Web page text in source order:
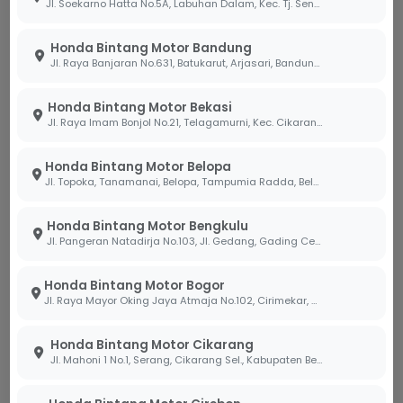
Jl. Soekarno Hatta No.5A, Labuhan Dalam, Kec. Tj. Senang, Kota Bandar Lampung, Lampung 35141
Honda Bintang Motor Bandung
Jl. Raya Banjaran No.631, Batukarut, Arjasari, Bandung, Jawa Barat 40379
Honda Bintang Motor Bekasi
Jl. Raya Imam Bonjol No.21, Telagamurni, Kec. Cikarang Barat, Bekasi Jawa Barat 17530.
Honda Bintang Motor Belopa
Jl. Topoka, Tanamanai, Belopa, Tampumia Radda, Belopa, Kabupaten Luwu, Sulawesi Selatan 91994
Honda Bintang Motor Bengkulu
Jl. Pangeran Natadirja No.103, Jl. Gedang, Gading Cemp., Kota Bengkulu, Bengkulu 38226
Honda Bintang Motor Bogor
Jl. Raya Mayor Oking Jaya Atmaja No.102, Cirimekar, Kec. Cibinong, Kabupaten Bogor, Jawa Barat 16918
Honda Bintang Motor Cikarang
Jl. Mahoni 1 No.1, Serang, Cikarang Sel., Kabupaten Bekasi, Jawa Barat 17530
Anda Wajib Segera Diganti
menyarankan Anda untuk peka terhadap
perubahan fisik pada cairan gardan sebelum terjadi
Ciri Oli Gardan yang Sudah Rusak:
Warna Putih Susu:Ini menandakan oli telah
tercampur dengan air, biasanya terjadi setelah
air bertekanan tinggi saat mencuci motor.
serbuk besi hasil gesekan mesin yang sudah
menumpuk, yang jika dibiarkan akan bersifat